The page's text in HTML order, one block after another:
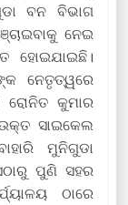
ବନ ବିଭାଗ
ନେଇ
ହୋଇଯାଇଛି।
ନେତୃତ୍ୱରେ
ରୋନିତ କୁମାର
ସାଇକେଲ
ମୁନିଗୁଡା
ପୁଣି ସହର
ଠାରେ